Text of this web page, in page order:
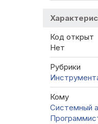
Код открыт
Нет
Рубрики
Кому
Системный